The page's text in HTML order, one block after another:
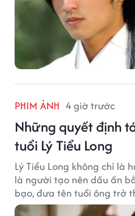
PHIM ẢNH 4 giờ trước
Những quyết định
tuổi Lý Tiểu Long
Lý Tiểu Long không chỉ là
là người tạo nên dấu ấn
bạo, đưa tên tuổi ông trở